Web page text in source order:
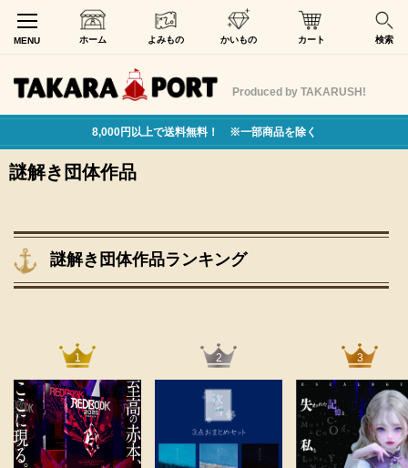
MENU ホーム よみもの かいもの カート 検索
Produced by TAKARUSH!
8,000円以上で送料無料！ ※一部商品を除く
謎解き団体作品
謎解き団体作品ランキング
1 2 3